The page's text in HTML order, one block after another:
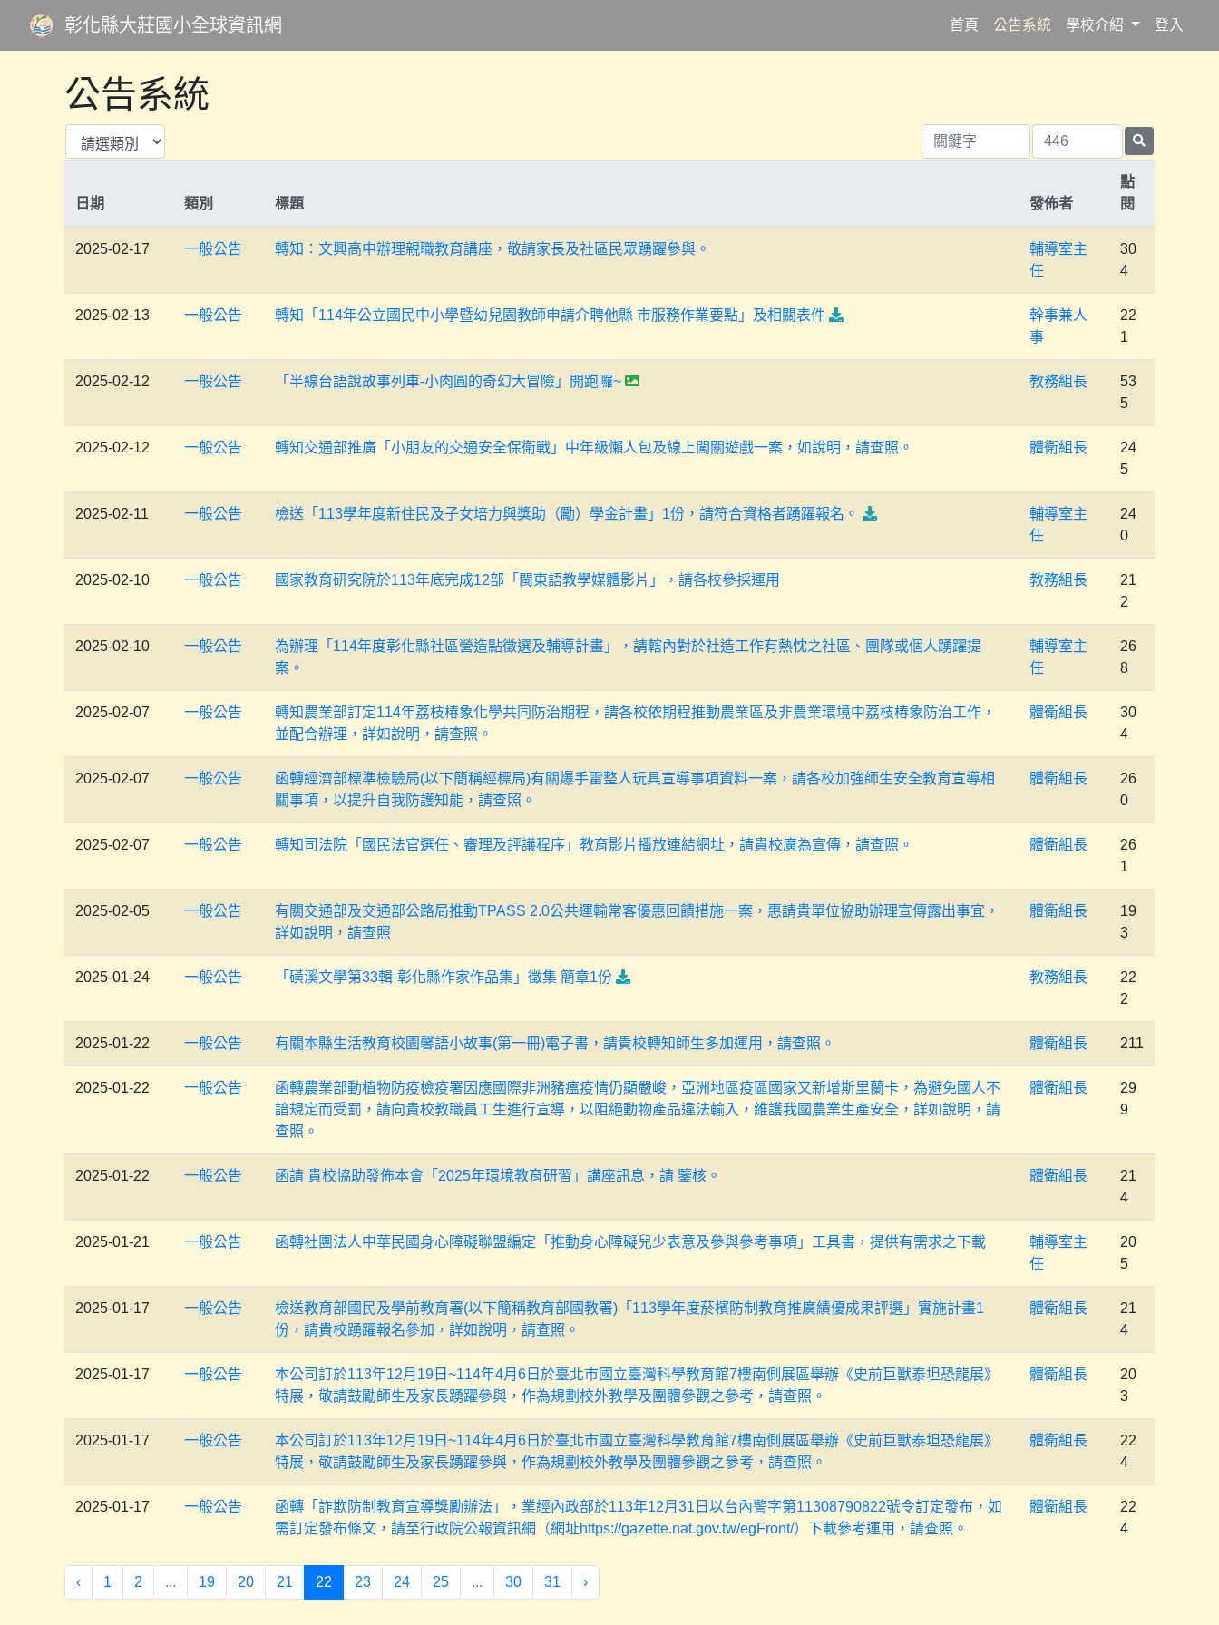
彰化縣大莊國小全球資訊網 首頁 (current)
公告系統 學校介紹 登入
公告系統
日期 類別 標題 發佈者
點
閱
2025-02-17 一般公告 轉知：文興高中辦理親職教育講座，敬請家長及社區民眾踴躍參與。
輔導室主
任
30
4
2025-02-13 一般公告 轉知「114年公立國民中小學暨幼兒園教師申請介聘他縣 市服務作業要點」及相關表件
幹事兼人
事
22
1
2025-02-12 一般公告 「半線台語說故事列車-小肉圓的奇幻大冒險」開跑囉~ 教務組長
53
5
2025-02-12 一般公告 轉知交通部推廣「小朋友的交通安全保衛戰」中年級懶人包及線上闖關遊戲一案，如說明，請查照。 體衛組長
24
5
2025-02-11 一般公告 檢送「113學年度新住民及子女培力與獎助（勵）學金計畫」1份，請符合資格者踴躍報名。
輔導室主
任
24
0
2025-02-10 一般公告 國家教育研究院於113年底完成12部「閩東語教學媒體影片」，請各校參採運用 教務組長
21
2
2025-02-10 一般公告
為辦理「114年度彰化縣社區營造點徵選及輔導計畫」，請轄內對於社造工作有熱忱之社區、團隊或個人踴躍提
案。
輔導室主
任
26
8
2025-02-07 一般公告
轉知農業部訂定114年荔枝椿象化學共同防治期程，請各校依期程推動農業區及非農業環境中荔枝椿象防治工作，
並配合辦理，詳如說明，請查照。
體衛組長
30
4
2025-02-07 一般公告
函轉經濟部標準檢驗局(以下簡稱經標局)有關爆手雷整人玩具宣導事項資料一案，請各校加強師生安全教育宣導相
關事項，以提升自我防護知能，請查照。
體衛組長
26
0
2025-02-07 一般公告 轉知司法院「國民法官選任、審理及評議程序」教育影片播放連結網址，請貴校廣為宣傳，請查照。 體衛組長
26
1
2025-02-05 一般公告
有關交通部及交通部公路局推動TPASS 2.0公共運輸常客優惠回饋措施一案，惠請貴單位協助辦理宣傳露出事宜，
詳如說明，請查照
體衛組長
19
3
2025-01-24 一般公告 「磺溪文學第33輯-彰化縣作家作品集」徵集 簡章1份 教務組長
22
2
2025-01-22 一般公告 有關本縣生活教育校園馨語小故事(第一冊)電子書，請貴校轉知師生多加運用，請查照。 體衛組長 211
2025-01-22 一般公告
函轉農業部動植物防疫檢疫署因應國際非洲豬瘟疫情仍顯嚴峻，亞洲地區疫區國家又新增斯里蘭卡，為避免國人不
諳規定而受罰，請向貴校教職員工生進行宣導，以阻絕動物產品違法輸入，維護我國農業生產安全，詳如說明，請
查照。
體衛組長
29
9
2025-01-22 一般公告 函請 貴校協助發佈本會「2025年環境教育研習」講座訊息，請 鑒核。 體衛組長
21
4
2025-01-21 一般公告 函轉社團法人中華民國身心障礙聯盟編定「推動身心障礙兒少表意及參與參考事項」工具書，提供有需求之下載
輔導室主
任
20
5
2025-01-17 一般公告
檢送教育部國民及學前教育署(以下簡稱教育部國教署)「113學年度菸檳防制教育推廣績優成果評選」實施計畫1
份，請貴校踴躍報名參加，詳如說明，請查照。
體衛組長
21
4
2025-01-17 一般公告
本公司訂於113年12月19日~114年4月6日於臺北市國立臺灣科學教育館7樓南側展區舉辦《史前巨獸泰坦恐龍展》
特展，敬請鼓勵師生及家長踴躍參與，作為規劃校外教學及團體參觀之參考，請查照。
體衛組長
20
3
2025-01-17 一般公告
本公司訂於113年12月19日~114年4月6日於臺北市國立臺灣科學教育館7樓南側展區舉辦《史前巨獸泰坦恐龍展》
特展，敬請鼓勵師生及家長踴躍參與，作為規劃校外教學及團體參觀之參考，請查照。
體衛組長
22
4
2025-01-17 一般公告
函轉「詐欺防制教育宣導獎勵辦法」，業經內政部於113年12月31日以台內警字第11308790822號令訂定發布，如
需訂定發布條文，請至行政院公報資訊網（網址https://gazette.nat.gov.tw/egFront/）下載參考運用，請查照。
體衛組長
22
4
‹ 1 2 ... 19 20 21 22 23 24 25 ... 30 31 ›